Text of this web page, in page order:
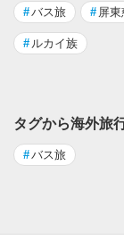
#バス旅 # 屏
# ルカイ族
タグから海外旅
#バス旅